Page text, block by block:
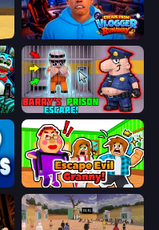
Escape from Vlogger: Runaway
Barry's Prison Escape!
Escape Evil Granny!